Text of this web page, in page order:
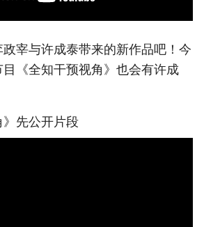
宰与许成泰带来的新作品吧！今
《全知干预视角》也会有许成
先公开片段